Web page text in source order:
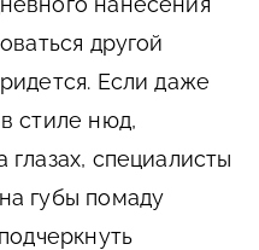
другой
Если даже
стиле нюд,
специалисты
губы помаду